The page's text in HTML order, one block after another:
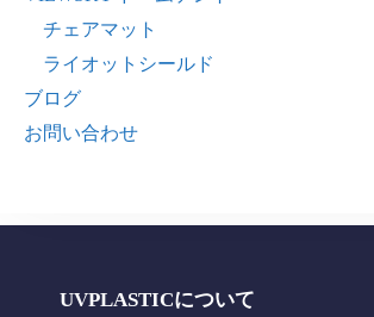
チェアマット
ライオットシールド
ブログ
お問い合わせ
UVPLASTICについて